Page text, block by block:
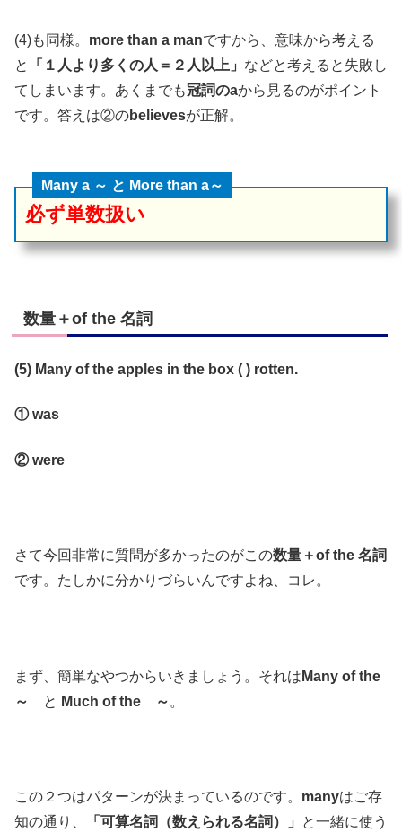
(4)も同様。 more than a manですから、意味から考える
と
「１人より多くの人＝２人以上」 などと考えると失敗し
てしまいます。あくまでも冠詞のaから見るのがポイント
です。答えは②のbelievesが正解。
Many a ～ と More than a～
必ず単数扱い
数量＋of the 名詞
(5) Many of the apples in the box ( ) rotten.
① was
② were
さて今回非常に質問が多かったのがこの数量＋of the 名詞
です。たしかに分かりづらいんですよね、コレ。
まず、簡単なやつからいきましょう。それは Many of the
～
と Much of the ～ 。
この２つはパターンが決まっているのです。 manyはご存
知の通り、
「可算名詞（数えられる名詞）」
と一緒に使う